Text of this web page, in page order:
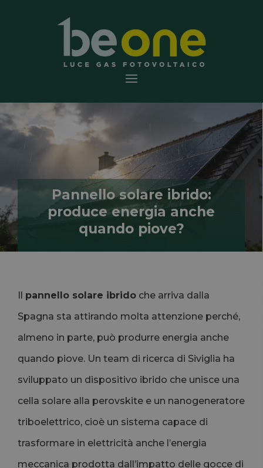
Pannello solare ibrido:
produce energia anche
quando piove?
Il pannello solare ibrido che arriva dalla
Spagna sta attirando molta attenzione perché,
almeno in parte, può produrre energia anche
quando piove. Un team di ricerca di Siviglia ha
sviluppato un dispositivo ibrido che unisce una
cella solare alla perovskite e un nanogeneratore
triboelettrico, cioè un sistema capace di
trasformare in elettricità anche l’energia
meccanica prodotta dall’impatto delle gocce di